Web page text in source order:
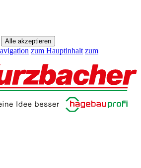
Alle akzeptieren
zum Hauptinhalt zum